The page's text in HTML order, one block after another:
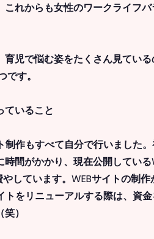
れからも女性のワークライフ
児で悩む姿をたくさん見てい
す。
ていること
制作もすべて自分で行いました
間がかかり、現在公開している
しています。WEBサイトの制
トをリニューアルする際は、資
）